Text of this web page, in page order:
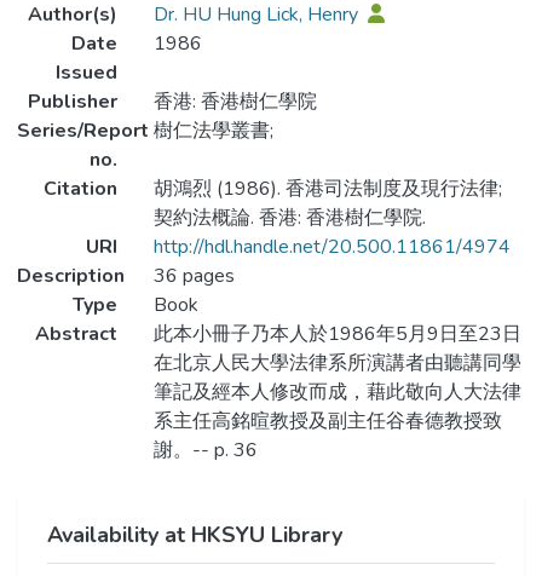
Author(s)
Dr. HU Hung Lick, Henry
Date
Issued
1986
Publisher
香港: 香港樹仁學院
Series/Report
no.
樹仁法學叢書;
Citation
胡鴻烈 (1986). 香港司法制度及現行法律;
契約法概論. 香港: 香港樹仁學院.
URI
http://hdl.handle.net/20.500.11861/4974
Description
36 pages
Type
Book
Abstract
此本小冊子乃本人於1986年5月9日至23日
在北京人民大學法律系所演講者由聽講同學
筆記及經本人修改而成，藉此敬向人大法律
系主任高銘暄教授及副主任谷春德教授致
謝。-- p. 36
Availability at HKSYU Library